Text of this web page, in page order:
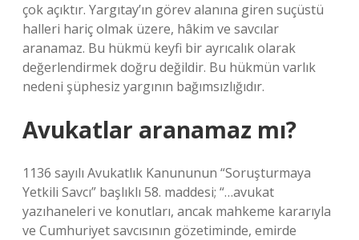
çok açıktır. Yargıtay’ın görev alanına giren suçüstü
halleri hariç olmak üzere, hâkim ve savcılar
aranamaz. Bu hükmü keyfi bir ayrıcalık olarak
değerlendirmek doğru değildir. Bu hükmün varlık
nedeni şüphesiz yargının bağımsızlığıdır.
Avukatlar aranamaz mı?
1136 sayılı Avukatlık Kanununun “Soruşturmaya
Yetkili Savcı” başlıklı 58. maddesi; “…avukat
yazıhaneleri ve konutları, ancak mahkeme kararıyla
ve Cumhuriyet savcısının gözetiminde, emirde